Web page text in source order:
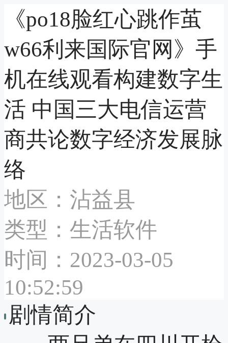
《po18脸红心跳作茧
w66利来国际官网》手
机在线观看构建数字生
活 中国三大电信运营
商共论数字经济发展脉
络
地区：沾益县
类型：生活软件
时间：2023-03-05
10:52:59
剧情简介